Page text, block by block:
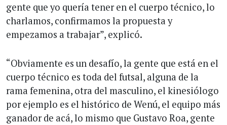
gente que yo quería tener en el cuerpo técnico, lo
charlamos, confirmamos la propuesta y
empezamos a trabajar”, explicó.
“Obviamente es un desafío, la gente que está en el
cuerpo técnico es toda del futsal, alguna de la
rama femenina, otra del masculino, el kinesiólogo
por ejemplo es el histórico de Wenú, el equipo más
ganador de acá, lo mismo que Gustavo Roa, gente